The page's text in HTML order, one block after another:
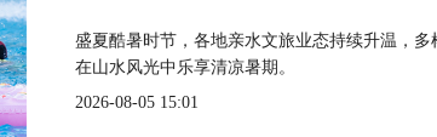
盛夏酷暑时节，各地亲水文旅业态持续升温，
在山水风光中乐享清凉暑期。
2026-08-05 15:01